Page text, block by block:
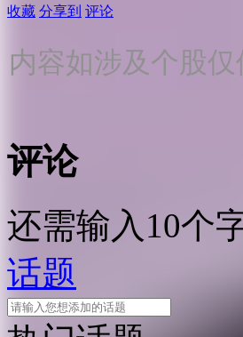
收藏 分享到 评论
内容如涉及个股
评论
还需输入10个
话题